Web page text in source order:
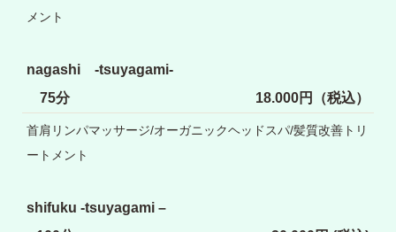
メント
nagashi -tsuyagami-
75分
18.000円（税込）
首肩リンパマッサージ/オーガニックヘッドスパ/髪質改善トリ
ートメント
shifuku -tsuyagami –